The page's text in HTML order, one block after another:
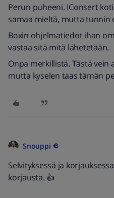
Perun puheeni. IConsert
samaa mieltä, mutta tunnin
Boxin ohjelmatiedot ihan
vastaa sitä mitä lähetetään.
Onpa merkillistä. Tästä
mutta kyselen taas tämän
Snouppi
Selvityksessä ja
korjausta. 👍